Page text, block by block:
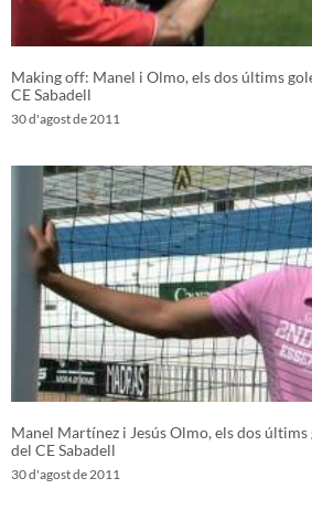
Making off: Manel i Olmo, els dos últims
CE Sabadell
30 d'agost de 2011
Manel Martínez i Jesús Olmo, els dos últims
del CE Sabadell
30 d'agost de 2011